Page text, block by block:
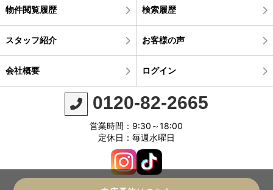
物件閲覧履歴 検索履歴
スタッフ紹介 お客様の声
会社概要 ログイン
0120-82-2665
営業時間：9:30～18:00
定休日：毎週水曜日